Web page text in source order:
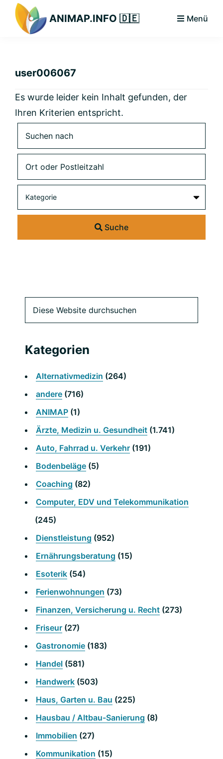
Hauptnavigation
Zum
Hauptinhalt
primären
ANIMAP.INFO 🇩🇪
Das
Menü
user006067
Es wurde leider kein Inhalt gefunden, der
Ihren Kriterien entspricht.
Suche
Primäre
Seitenleiste
Website
Kategorien
Alternativmedizin (264)
andere (716)
ANIMAP (1)
Ärzte, Medizin u. Gesundheit (1.741)
Auto, Fahrrad u. Verkehr (191)
Bodenbeläge (5)
Coaching (82)
Computer, EDV und Telekommunikation
(245)
Dienstleistung (952)
Ernährungsberatung (15)
Esoterik (54)
Ferienwohnungen (73)
Finanzen, Versicherung u. Recht (273)
Friseur (27)
Gastronomie (183)
Handel (581)
Handwerk (503)
Haus, Garten u. Bau (225)
Hausbau / Altbau-Sanierung (8)
Immobilien (27)
Kommunikation (15)